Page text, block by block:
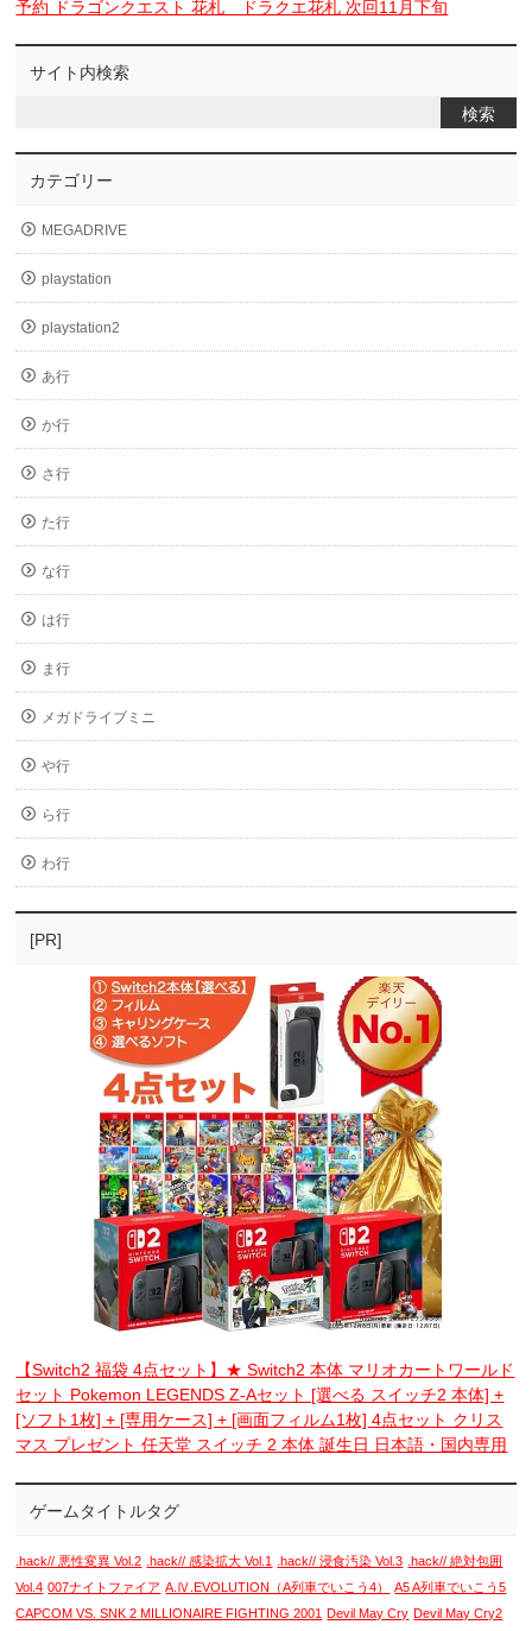
予約 ドラゴンクエスト 花札 ドラクエ花札 次回11月下旬
サイト内検索
カテゴリー
MEGADRIVE
playstation
playstation2
あ行
か行
さ行
た行
な行
は行
ま行
メガドライブミニ
や行
ら行
わ行
[PR]
【Switch2 福袋 4点セット】★ Switch2 本体 マリオカートワールド
セット Pokemon LEGENDS Z-Aセット [選べる スイッチ2 本体] +
[ソフト1枚] + [専用ケース] + [画面フィルム1枚] 4点セット クリス
マス プレゼント 任天堂 スイッチ 2 本体 誕生日 日本語・国内専用
ゲームタイトルタグ
.hack// 悪性変異 Vol.2 .hack// 感染拡大 Vol.1 .hack// 浸食汚染 Vol.3 .hack// 絶対包囲
Vol.4 007ナイトファイア A.Ⅳ.EVOLUTION（A列車でいこう4）
A5 A列車でいこう5
CAPCOM VS. SNK 2 MILLIONAIRE FIGHTING 2001 Devil May Cry Devil May Cry2